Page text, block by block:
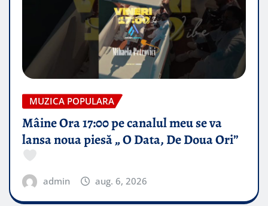
MUZICA POPULARA
Mâine Ora 17:00 pe canalul meu se va
lansa noua piesă „ O Data, De Doua Ori”
admin aug. 6, 2026